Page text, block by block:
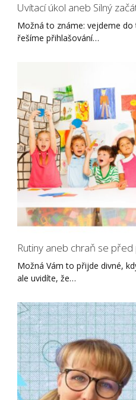
Uvítací úkol aneb Silný
Možná to známe: vejdeme
řešíme přihlašování…
Rutiny aneb chraň se před
Možná Vám to přijde divné,
ale uvidíte, že…